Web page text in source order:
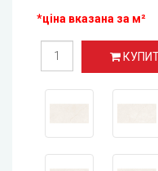
*ціна вказана за м²